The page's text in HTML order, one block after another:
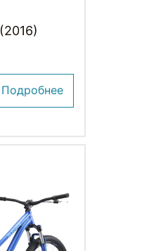
Author EXE 24 (2016)
Подробнее